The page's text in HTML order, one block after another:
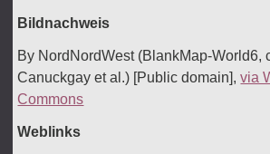
Bildnachweis
By NordNordWest (BlankMap-World6,
Canuckgay et al.) [Public domain],via
Commons
Weblinks